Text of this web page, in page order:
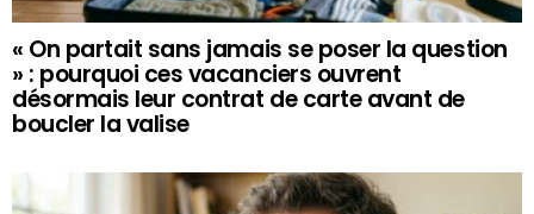
« On partait sans jamais se poser la question
» : pourquoi ces vacanciers ouvrent
désormais leur contrat de carte avant de
boucler la valise